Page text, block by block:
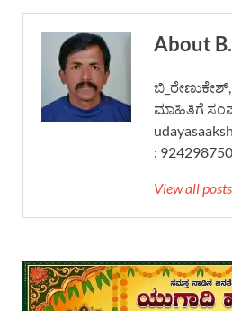
About
ಬಿ_ರೇಣುಕೇಶ್,
ಮಾಹಿತಿಗೆ
:
View all